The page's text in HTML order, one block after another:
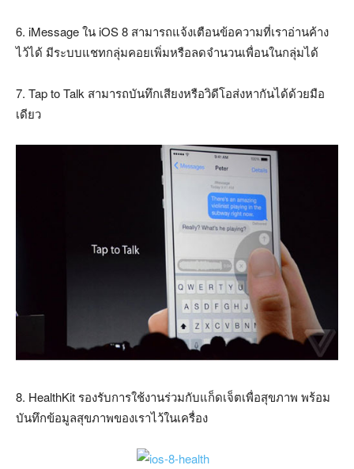
6. iMessage ใน iOS 8 สามารถแจ้งเตือนข้อความที่เราอ่านค้าง
ไว้ได้ มีระบบแชทกลุ่มคอยเพิ่มหรือลดจำนวนเพื่อนในกลุ่มได้
7. Tap to Talk สามารถบันทึกเสียงหรือวิดีโอส่งหากันได้ด้วยมือ
เดียว
8. HealthKit รองรับการใช้งานร่วมกับแก็ดเจ็ตเพื่อสุขภาพ พร้อม
บันทึกข้อมูลสุขภาพของเราไว้ในเครื่อง